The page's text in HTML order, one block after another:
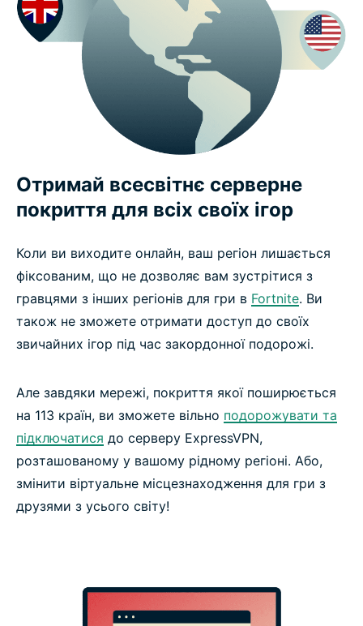
Отримай всесвітнє серверне
покриття для всіх своїх ігор
Коли ви виходите онлайн, ваш регіон лишається
фіксованим, що не дозволяє вам зустрітися з
гравцями з інших регіонів для гри в Fortnite. Ви
також не зможете отримати доступ до своїх
звичайних ігор під час закордонної подорожі.
Але завдяки мережі, покриття якої поширюється
на 113 країн, ви зможете вільно подорожувати та
підключатися до серверу ExpressVPN,
розташованому у вашому рідному регіоні. Або,
змінити віртуальне місцезнаходження для гри з
друзями з усього світу!